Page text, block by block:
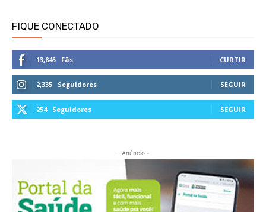
FIQUE CONECTADO
13,845 Fãs CURTIR
2,335 Seguidores SEGUIR
254 Seguidores SEGUIR
- Anúncio -